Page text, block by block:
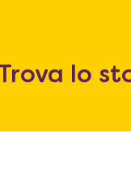
Trova lo